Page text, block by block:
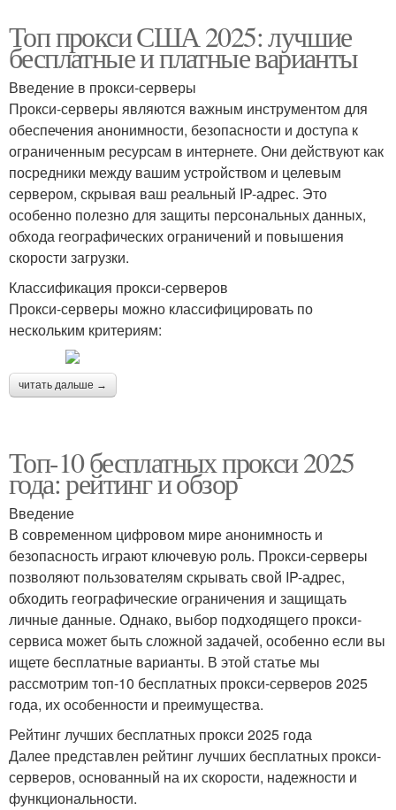
Топ прокси США 2025: лучшие
бесплатные и платные варианты
Введение в прокси-серверы
Прокси-серверы являются важным инструментом для
обеспечения анонимности, безопасности и доступа к
ограниченным ресурсам в интернете. Они действуют как
посредники между вашим устройством и целевым
сервером, скрывая ваш реальный IP-адрес. Это
особенно полезно для защиты персональных данных,
обхода географических ограничений и повышения
скорости загрузки.
Классификация прокси-серверов
Прокси-серверы можно классифицировать по
нескольким критериям:
читать дальше →
Топ-10 бесплатных прокси 2025
года: рейтинг и обзор
Введение
В современном цифровом мире анонимность и
безопасность играют ключевую роль. Прокси-серверы
позволяют пользователям скрывать свой IP-адрес,
обходить географические ограничения и защищать
личные данные. Однако, выбор подходящего прокси-
сервиса может быть сложной задачей, особенно если вы
ищете бесплатные варианты. В этой статье мы
рассмотрим топ-10 бесплатных прокси-серверов 2025
года, их особенности и преимущества.
Рейтинг лучших бесплатных прокси 2025 года
Далее представлен рейтинг лучших бесплатных прокси-
серверов, основанный на их скорости, надежности и
функциональности.